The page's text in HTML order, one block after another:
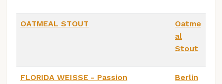
OATMEAL STOUT
Oatme
al
Stout
FLORIDA WEISSE - Passion
Berlin